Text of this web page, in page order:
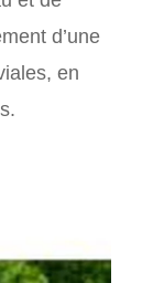
d’une
en